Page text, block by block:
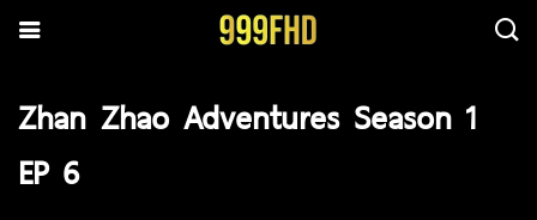
Zhan Zhao Adventures Season 1
EP 6